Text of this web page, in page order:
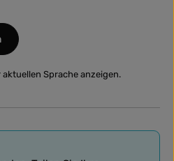
Sprache anzeigen.